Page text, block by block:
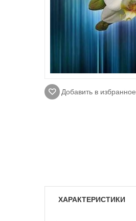
Добавить в избранное
ХАРАКТЕРИСТИКИ